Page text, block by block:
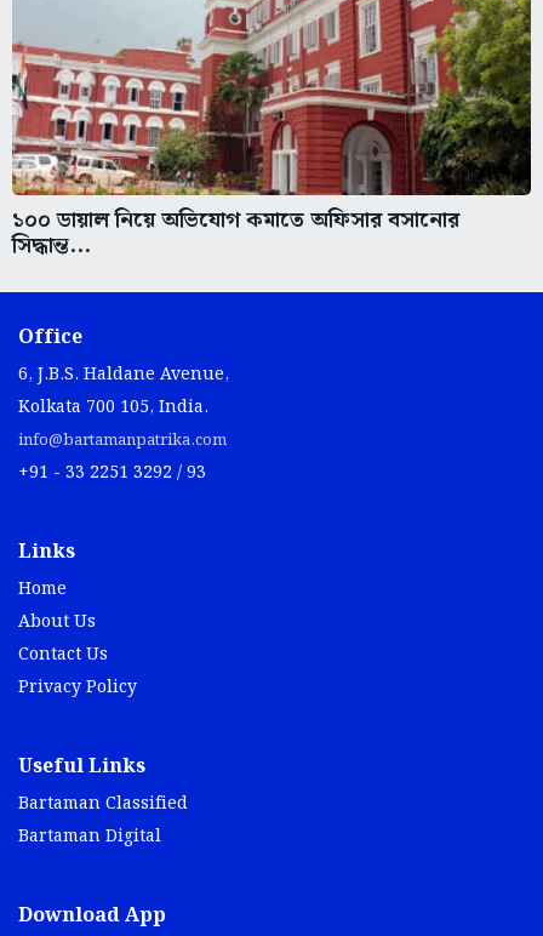
১০০ ডায়াল নিয়ে অভিযোগ কমাতে অফিসার বসানোর
সিদ্ধান্ত...
Office
6, J.B.S. Haldane Avenue,
Kolkata 700 105, India.
info@bartamanpatrika.com
+91 - 33 2251 3292 / 93
Links
Home
About Us
Contact Us
Privacy Policy
Useful Links
Bartaman Classified
Bartaman Digital
Download App